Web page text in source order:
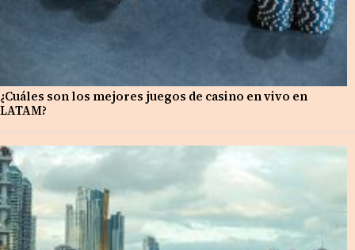
¿Cuáles son los mejores juegos de casino en vivo en
LATAM?